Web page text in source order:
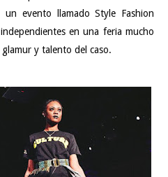
un evento llamado Style Fashion
en una feria mucho
y talento del caso.